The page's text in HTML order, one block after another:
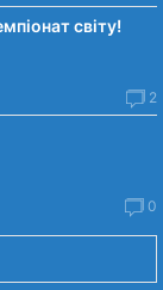
світу!
2
0